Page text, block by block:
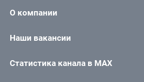
О компании
Наши вакансии
Статистика канала в MAX